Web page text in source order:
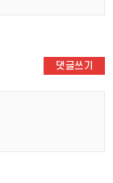
댓글쓰기